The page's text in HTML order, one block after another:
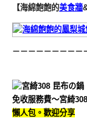
【海綿飽飽的美食牆
－－－－－－－－－
懶人包。歡迎分享